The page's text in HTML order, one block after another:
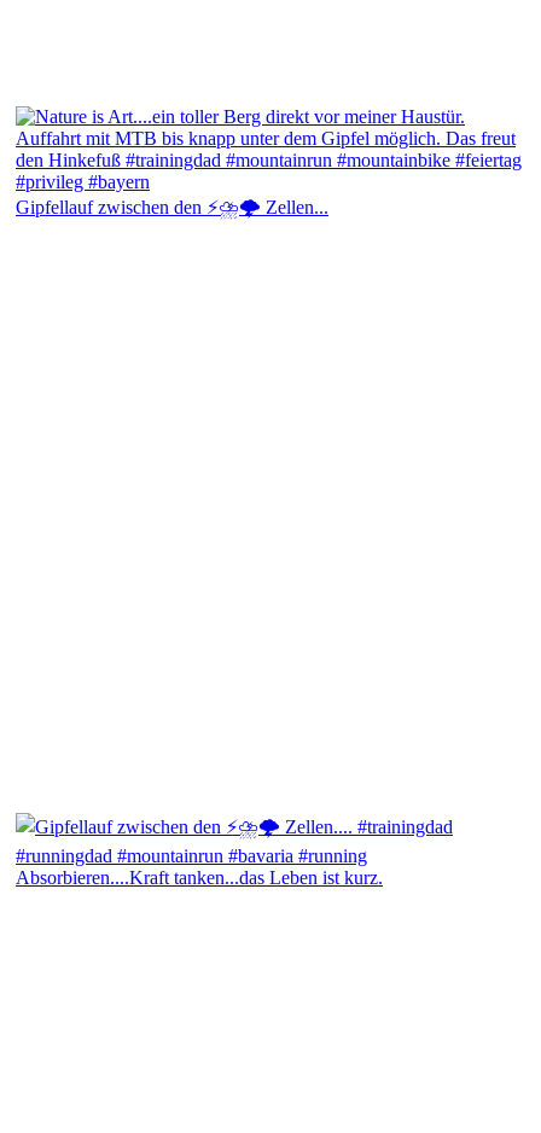
Gipfellauf zwischen den ⚡⛈️🌩️ Zellen...
Absorbieren....Kraft tanken...das Leben ist kurz.